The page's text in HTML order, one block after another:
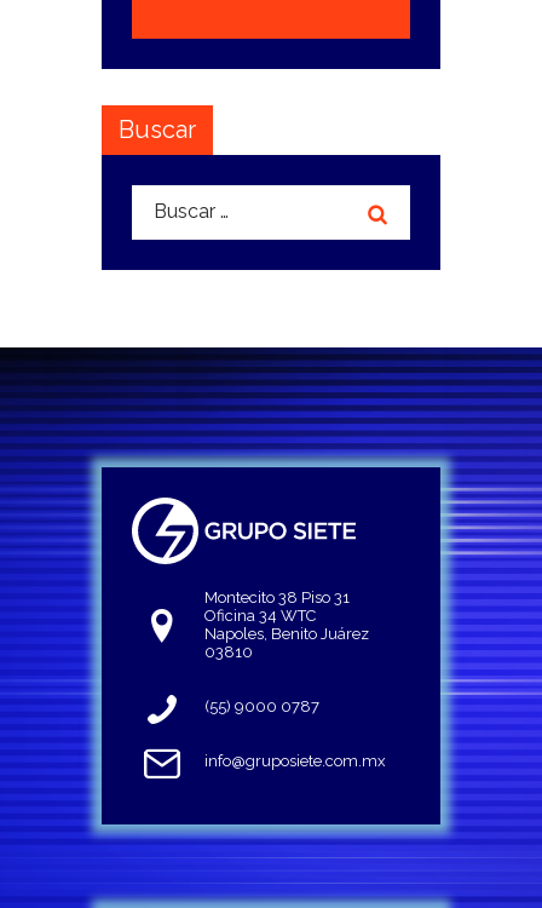
Buscar
Buscar:
Montecito 38 Piso 31
Oficina 34 WTC
Napoles, Benito Juárez
03810
(55) 9000 0787
info@gruposiete.com.mx